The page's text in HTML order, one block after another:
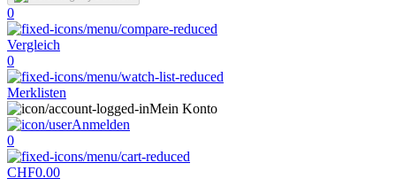
0
Vergleich
0
Merklisten
Mein Konto
Anmelden
0
CHF0.00